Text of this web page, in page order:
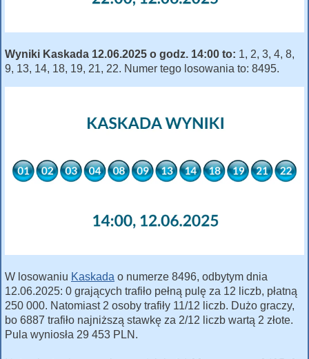
Wyniki Kaskada 12.06.2025 o godz. 14:00 to: 1, 2, 3, 4, 8,
9, 13, 14, 18, 19, 21, 22. Numer tego losowania to: 8495.
W losowaniu Kaskada o numerze 8496, odbytym dnia
12.06.2025: 0 grających trafiło pełną pulę za 12 liczb, płatną
250 000. Natomiast 2 osoby trafiły 11/12 liczb. Dużo graczy,
bo 6887 trafiło najniższą stawkę za 2/12 liczb wartą 2 złote.
Pula wyniosła 29 453 PLN.